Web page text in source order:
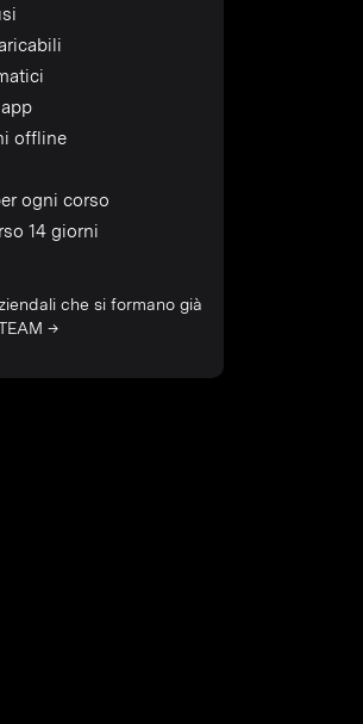
offline
ogni corso
14 giorni
che si formano già
→